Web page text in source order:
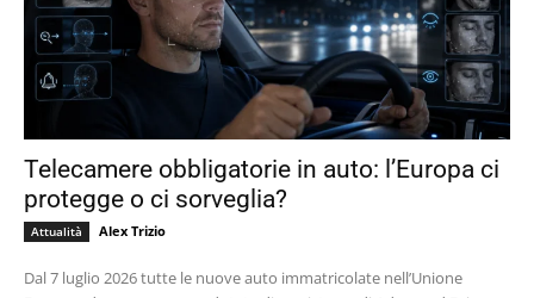
Telecamere obbligatorie in auto: l’Europa ci
protegge o ci sorveglia?
Attualità Alex Trizio
Dal 7 luglio 2026 tutte le nuove auto immatricolate nell’Unione